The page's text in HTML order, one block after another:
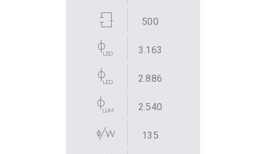
500
3.163
2.886
2.540
135